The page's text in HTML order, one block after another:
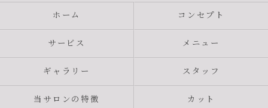
ホーム コンセプト
サービス メニュー
ギャラリー スタッフ
当サロンの特徴 カット